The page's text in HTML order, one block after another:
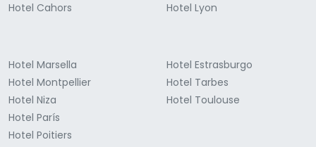
Hotel Cahors
Hotel Lyon
Hotel Marsella
Hotel Montpellier
Hotel Niza
Hotel París
Hotel Poitiers
Hotel Estrasburgo
Hotel Tarbes
Hotel Toulouse